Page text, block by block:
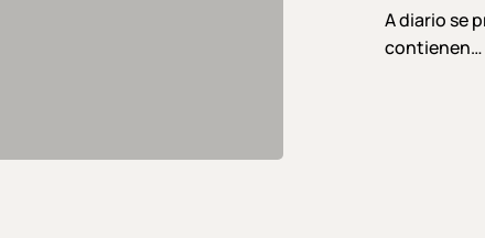
A diario se
contienen…